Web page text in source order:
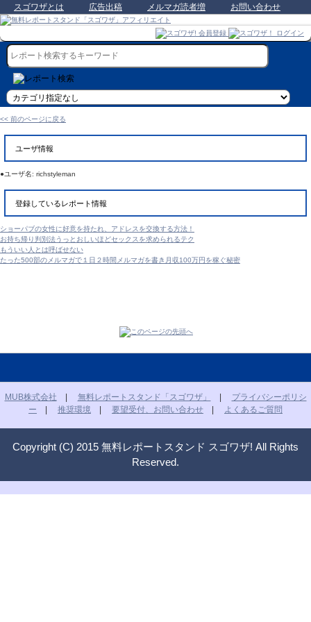
スゴワザとは 広告出稿 メルマガ読者増 お問い合わせ
<< 前のページに戻る
ユーザ情報
●ユーザ名: richstyleman
登録しているレポート情報
ショーパブの女性に好意を持たれ、アドレスを交換する方法！
お持ち帰り判別法うっとおしいほどセックスを求められるテク
もういい人とは呼ばせない
たった500部のメルマガで１日２時間メルマガを書き月収100万円を稼ぐ秘密
MUB株式会社 無料レポートスタンド「スゴワザ」
プライバシーポリシ
ー
推奨環境 要望受付、お問い合わせ よくあるご質問
Copyright (C) 2015 無料レポートスタンド スゴワザ! All Rights
Reserved.